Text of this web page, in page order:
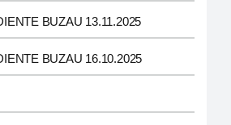
BUZAU 13.11.2025
BUZAU 16.10.2025